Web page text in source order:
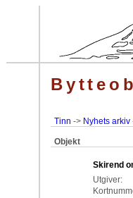
Tinn -> Nyhets arkiv
Objekt
Skirend
Utgiver: